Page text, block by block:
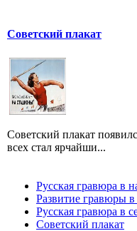
Советский плакат
Советский плакат
всех стал ярчайши...
Русская гравюра в
Развитие гравюры в
Русская гравюра в
Советский плакат